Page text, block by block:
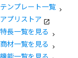
テンプレート一覧
アプリストア
特長一覧を見る
商材一覧を見る
機能一覧を見る